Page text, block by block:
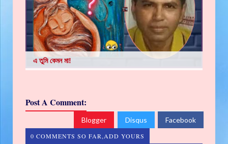
এ তুমি কেমন মা!
Post A Comment:
Blogger Disqus Facebook
0 COMMENTS SO FAR,ADD YOURS